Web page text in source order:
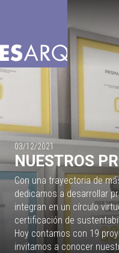
03/12/2021
NUESTROS
Con una trayectoria de
dedicamos a desarrollar
integran en un círculo
certificación de
Hoy contamos con 19
invitamos a conocer